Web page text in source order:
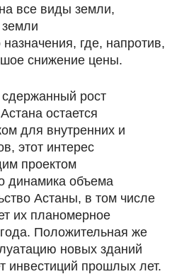
все виды земли,
назначения, где, напротив,
снижение цены.
рост
остается
для внутренних и
этот интерес
проектом
объема
Астаны, в том числе
их планомерное
Положительная же
новых зданий
инвестиций прошлых лет.